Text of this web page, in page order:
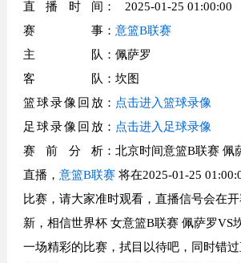
直播时间 ： 2025-01-25 01:00:00
赛事： 意篮B联赛
主队 ：佩萨罗
客队 ：坎图
篮球录像回放： 点击进入篮球录像
足球录像回放： 点击进入足球录像
赛前分析：北京时间意篮B联赛 佩
直播， 意篮B联赛将在2025-01-25
比赛，请大家准时观看，直播信号会在
新，相信世界杯 女意篮B联赛 佩萨罗VS
一场精彩的比赛，拭目以待吧，同时错